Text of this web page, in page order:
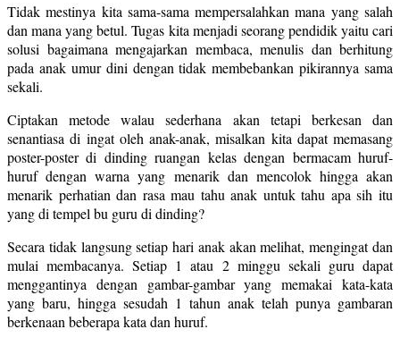
Tidak mestinya kita sama-sama mempersalahkan mana yang salah
dan mana yang betul. Tugas kita menjadi seorang pendidik yaitu cari
solusi bagaimana mengajarkan membaca, menulis dan berhitung
pada anak umur dini dengan tidak membebankan pikirannya sama
sekali.
Ciptakan metode walau sederhana akan tetapi berkesan dan
senantiasa di ingat oleh anak-anak, misalkan kita dapat memasang
poster-poster di dinding ruangan kelas dengan bermacam huruf-
huruf dengan warna yang menarik dan mencolok hingga akan
menarik perhatian dan rasa mau tahu anak untuk tahu apa sih itu
yang di tempel bu guru di dinding?
Secara tidak langsung setiap hari anak akan melihat, mengingat dan
mulai membacanya. Setiap 1 atau 2 minggu sekali guru dapat
menggantinya dengan gambar-gambar yang memakai kata-kata
yang baru, hingga sesudah 1 tahun anak telah punya gambaran
berkenaan beberapa kata dan huruf.